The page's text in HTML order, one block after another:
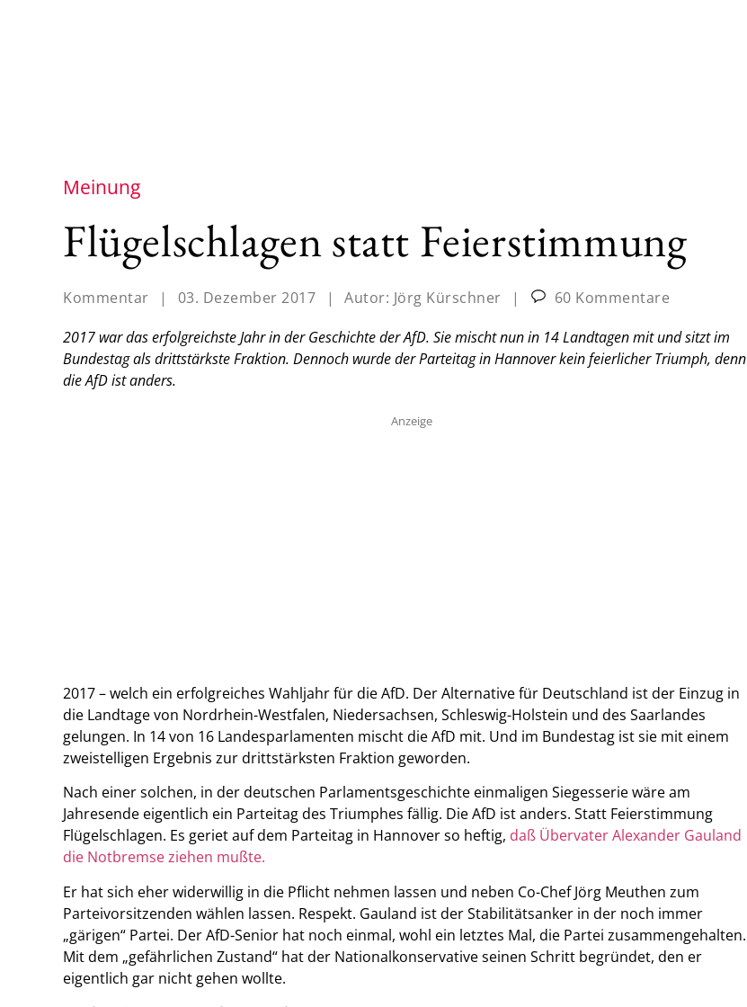
Meinung
Flügelschlagen statt Feierstimmung
Kommentar | 03. Dezember 2017 | Autor: Jörg Kürschner |
60 Kommentare
2017 war das erfolgreichste Jahr in der Geschichte der AfD. Sie mischt nun in 14 Landtagen mit und sitzt im
Bundestag als drittstärkste Fraktion. Dennoch wurde der Parteitag in Hannover kein feierlicher Triumph, denn
die AfD ist anders.
Anzeige
2017 – welch ein erfolgreiches Wahljahr für die AfD. Der Alternative für Deutschland ist der Einzug in
die Landtage von Nordrhein-Westfalen, Niedersachsen, Schleswig-Holstein und des Saarlandes
gelungen. In 14 von 16 Landesparlamenten mischt die AfD mit. Und im Bundestag ist sie mit einem
zweistelligen Ergebnis zur drittstärksten Fraktion geworden.
Nach einer solchen, in der deutschen Parlamentsgeschichte einmaligen Siegesserie wäre am
Jahresende eigentlich ein Parteitag des Triumphes fällig. Die AfD ist anders. Statt Feierstimmung
Flügelschlagen. Es geriet auf dem Parteitag in Hannover so heftig, daß Übervater Alexander Gauland
die Notbremse ziehen mußte.
Er hat sich eher widerwillig in die Pflicht nehmen lassen und neben Co-Chef Jörg Meuthen zum
Parteivorsitzenden wählen lassen. Respekt. Gauland ist der Stabilitätsanker in der noch immer
„gärigen“ Partei. Der AfD-Senior hat noch einmal, wohl ein letztes Mal, die Partei zusammengehalten.
Mit dem „gefährlichen Zustand“ hat der Nationalkonservative seinen Schritt begründet, den er
eigentlich gar nicht gehen wollte.